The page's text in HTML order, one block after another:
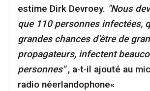
estime Dirk Devroey. "Nous
que 110 personnes infectées,
grandes chances d’être de
propagateurs, infectent
personnes", a‑t‑il ajouté au
radio néerlandophone«